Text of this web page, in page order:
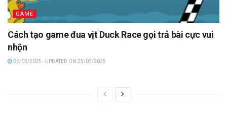
GAME
Cách tạo game đua vịt Duck Race gọi trả bài cực vui
nhộn
26/03/2025 - UPDATED ON 25/07/2025